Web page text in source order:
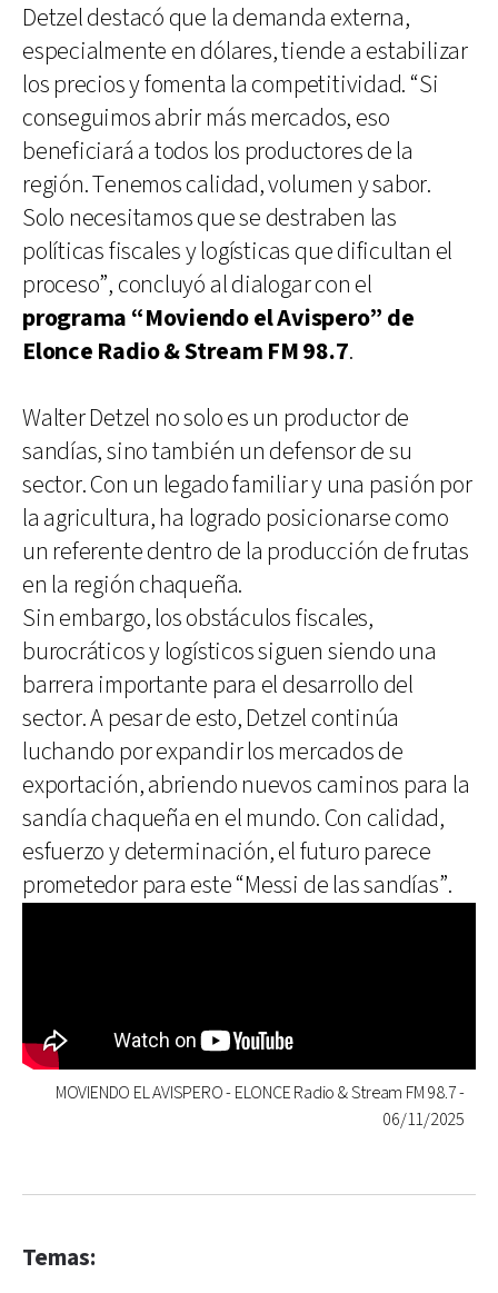
Detzel destacó que la demanda externa,
especialmente en dólares, tiende a estabilizar
los precios y fomenta la competitividad. “Si
conseguimos abrir más mercados, eso
beneficiará a todos los productores de la
región. Tenemos calidad, volumen y sabor.
Solo necesitamos que se destraben las
políticas fiscales y logísticas que dificultan el
proceso”, concluyó al dialogar con el
programa “Moviendo el Avispero” de
Elonce Radio & Stream FM 98.7.
Walter Detzel no solo es un productor de
sandías, sino también un defensor de su
sector. Con un legado familiar y una pasión por
la agricultura, ha logrado posicionarse como
un referente dentro de la producción de frutas
en la región chaqueña.
Sin embargo, los obstáculos fiscales,
burocráticos y logísticos siguen siendo una
barrera importante para el desarrollo del
sector. A pesar de esto, Detzel continúa
luchando por expandir los mercados de
exportación, abriendo nuevos caminos para la
sandía chaqueña en el mundo. Con calidad,
esfuerzo y determinación, el futuro parece
prometedor para este “Messi de las sandías”.
MOVIENDO EL AVISPERO - ELONCE Radio & Stream FM 98.7 -
06/11/2025
Temas: